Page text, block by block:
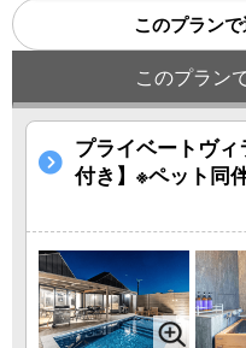
このプラン
このプラン
プライベートヴ
付き】※ペット同